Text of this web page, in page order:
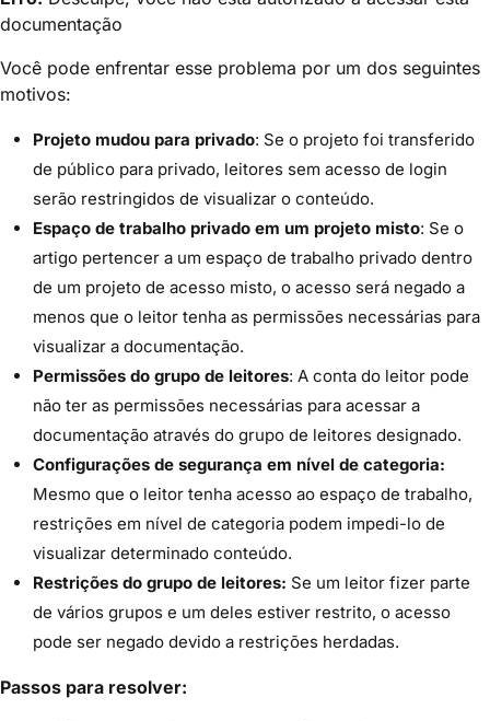
documentação
Você pode enfrentar esse problema por um dos seguintes
motivos:
Projeto mudou para privado: Se o projeto foi transferido
de público para privado, leitores sem acesso de login
serão restringidos de visualizar o conteúdo.
Espaço de trabalho privado em um projeto misto: Se o
artigo pertencer a um espaço de trabalho privado dentro
de um projeto de acesso misto, o acesso será negado a
menos que o leitor tenha as permissões necessárias para
visualizar a documentação.
Permissões do grupo de leitores: A conta do leitor pode
não ter as permissões necessárias para acessar a
documentação através do grupo de leitores designado.
Configurações de segurança em nível de categoria:
Mesmo que o leitor tenha acesso ao espaço de trabalho,
restrições em nível de categoria podem impedi-lo de
visualizar determinado conteúdo.
Restrições do grupo de leitores: Se um leitor fizer parte
de vários grupos e um deles estiver restrito, o acesso
pode ser negado devido a restrições herdadas.
Passos para resolver: